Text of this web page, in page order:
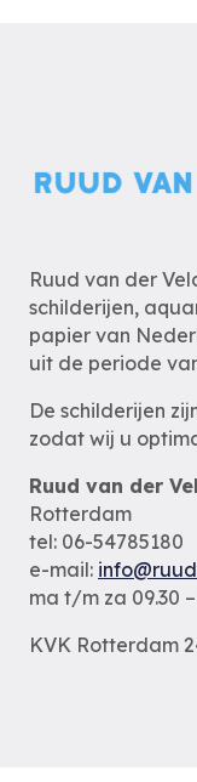
Ruud van der
schilderijen,
papier van
uit de periode
De schilderijen
zodat wij u
Ruud van der
Rotterdam
tel: 06-54785180
e-mail:
ma t/m za 09.30
KVK Rotterdam